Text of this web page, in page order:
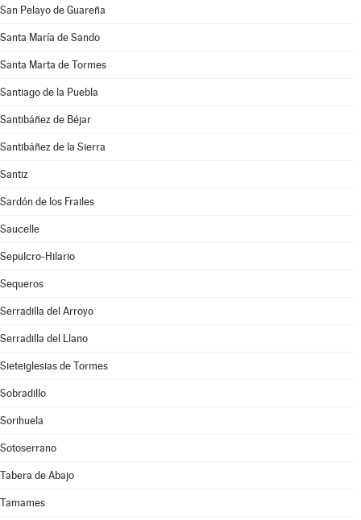
San Pelayo de Guareña
Santa María de Sando
Santa Marta de Tormes
Santiago de la Puebla
Santibáñez de Béjar
Santibáñez de la Sierra
Santiz
Sardón de los Frailes
Saucelle
Sepulcro-Hilario
Sequeros
Serradilla del Arroyo
Serradilla del Llano
Sieteiglesias de Tormes
Sobradillo
Sorihuela
Sotoserrano
Tabera de Abajo
Tamames